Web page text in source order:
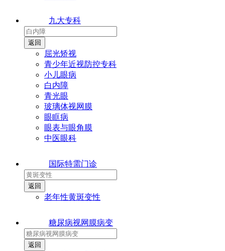
九大专科
屈光矫视
青少年近视防控专科
小儿眼病
白内障
青光眼
玻璃体视网膜
眼眶病
眼表与眼角膜
中医眼科
国际特需门诊
老年性黄斑变性
糖尿病视网膜病变